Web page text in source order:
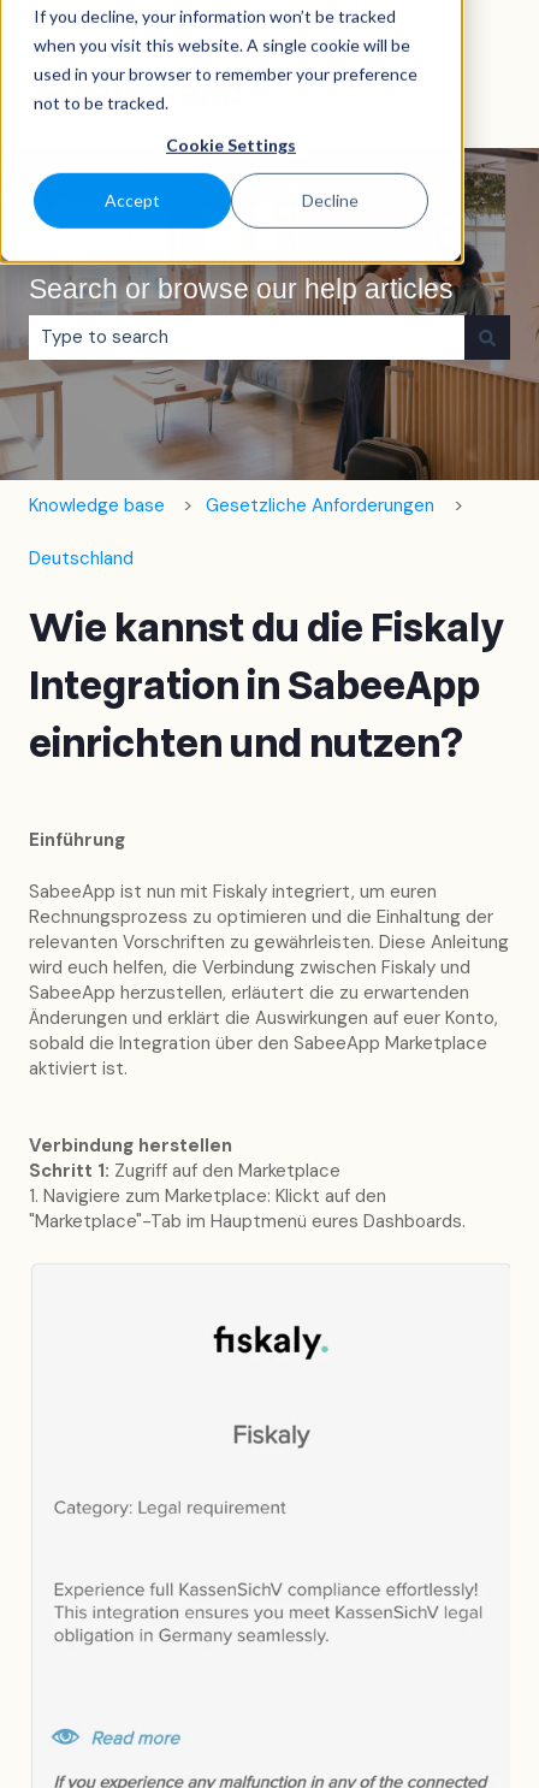
If you decline, your information won’t be tracked
when you visit this website. A single cookie will be
used in your browser to remember your preference
not to be tracked.
Cookie Settings
Accept Decline
DeutschUntermenü für Übersetzungen anzeigen
Search or browse our help articles
Es gibt keine Vorschläge, da das Suchfeld leer ist.
Knowledge base Gesetzliche Anforderungen
Deutschland
Wie kannst du die Fiskaly
Integration in SabeeApp
einrichten und nutzen?
Einführung
SabeeApp ist nun mit Fiskaly integriert, um euren
Rechnungsprozess zu optimieren und die Einhaltung der
relevanten Vorschriften zu gewährleisten. Diese Anleitung
wird euch helfen, die Verbindung zwischen Fiskaly und
SabeeApp herzustellen, erläutert die zu erwartenden
Änderungen und erklärt die Auswirkungen auf euer Konto,
sobald die Integration über den SabeeApp Marketplace
aktiviert ist.
Verbindung herstellen
Schritt 1: Zugriff auf den Marketplace
1. Navigiere zum Marketplace: Klickt auf den
"Marketplace"-Tab im Hauptmenü eures Dashboards.